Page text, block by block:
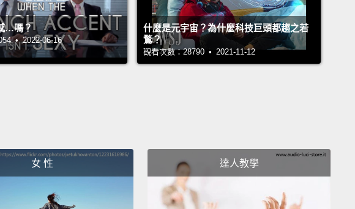
桌。
That was a bad choice. They're gonna know my secrets.
And they're gonna hate me, and I'm never gonna find
我，然後我就再也找不到愛了。也許再多點，也許再多點，
噢，也許再多點。噢，來吧。來吧。所有人都會結婚生小孩，
但我會變成一個只有貓咪作伴的孤單老女人!
…嗎？
• 2022-06-16
什麼是元宇宙？為什麼科技巨頭都趨之若
鶩？
觀看次數：28790 • 2021-11-12
女 性 達人教學